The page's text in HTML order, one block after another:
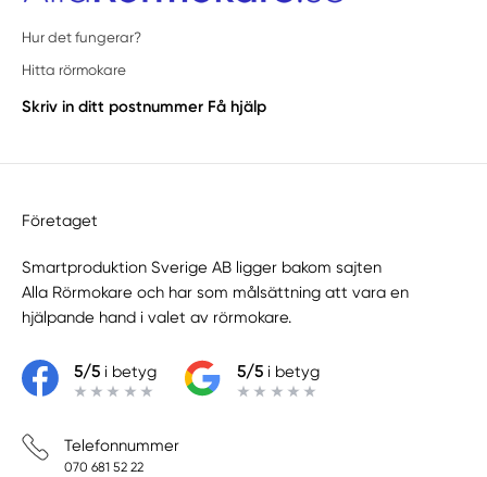
Hur det fungerar?
Hitta rörmokare
Skriv in ditt postnummer Få hjälp
Företaget
Smartproduktion Sverige AB ligger bakom sajten
Alla Rörmokare och har som målsättning att vara en
hjälpande hand i valet av rörmokare.
5/5i betyg 5/5i betyg
Telefonnummer
070 681 52 22